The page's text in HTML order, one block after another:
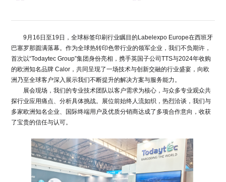
9月16日至19日，全球标签印刷行业瞩目的Labelexpo Europe在西班牙
巴塞罗那圆满落幕。作为全球热转印色带行业的领军企业，我们不负期许，
首次以“Todaytec Group”集团身份亮相，携手英国子公司TTS与2024年收购
的欧洲知名品牌 Calor，共同呈现了一场技术与创新交融的行业盛宴，向欧
洲乃至全球客户深入展示我们不断提升的解决方案与服务能力。
展会现场，我们的专业技术团队以客户需求为核心，与众多专业观众共
探行业应用痛点、分析具体挑战。展位前始终人流如织，热烈洽谈，我们与
多家欧洲知名企业、国际终端用户及优质分销商达成了多项合作意向，收获
了宝贵的信任与认可。